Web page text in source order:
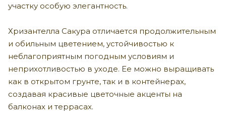
участку особую элегантность.
Хризантелла Сакура отличается продолжительным
и обильным цветением, устойчивостью к
неблагоприятным погодным условиям и
неприхотливостью в уходе. Ее можно выращивать
как в открытом грунте, так и в контейнерах,
создавая красивые цветочные акценты на
балконах и террасах.